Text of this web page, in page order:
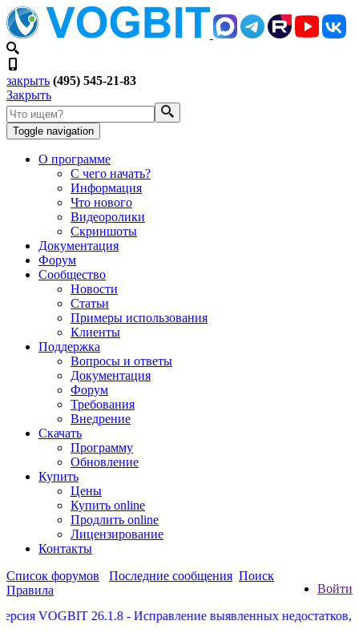
закрыть (495) 545-21-83
Закрыть
Toggle navigation
О программе
С чего начать?
Информация
Что нового
Видеоролики
Скриншоты
Документация
Форум
Сообщество
Новости
Статьи
Примеры использования
Клиенты
Поддержка
Вопросы и ответы
Документация
Форум
Требования
Внедрение
Скачать
Программу
Обновление
Купить
Цены
Купить online
Продлить online
Лицензирование
Контакты
Войти
Список форумов Последние сообщения Поиск
Правила
VOGBIT 26.1.8 - Исправление выявленных недостатков,